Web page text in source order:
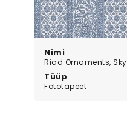
Nimi
Riad Ornaments, Sky
Tüüp
Fototapeet